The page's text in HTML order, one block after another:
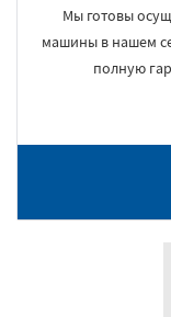
Мы готовы
машины в нашем
полную